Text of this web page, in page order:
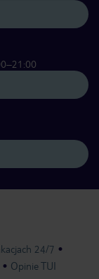
24/7
Opinie TUI